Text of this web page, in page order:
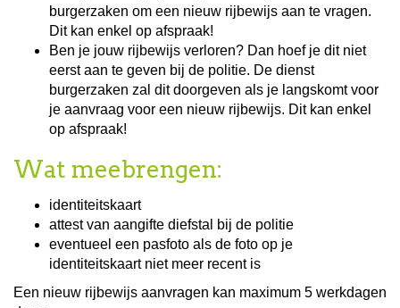
burgerzaken om een nieuw rijbewijs aan te vragen.
Dit kan enkel op afspraak!
Ben je jouw rijbewijs verloren? Dan hoef je dit niet
eerst aan te geven bij de politie. De dienst
burgerzaken zal dit doorgeven als je langskomt voor
je aanvraag voor een nieuw rijbewijs. Dit kan enkel
op afspraak!
Wat meebrengen:
identiteitskaart
attest van aangifte diefstal bij de politie
eventueel een pasfoto als de foto op je
identiteitskaart niet meer recent is
Een nieuw rijbewijs aanvragen kan maximum 5 werkdagen